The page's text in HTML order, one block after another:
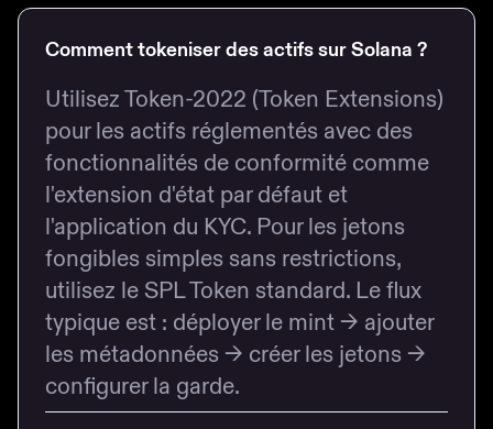
Comment tokeniser des actifs sur Solana ?
Utilisez Token-2022 (Token Extensions)
pour les actifs réglementés avec des
fonctionnalités de conformité comme
l'extension d'état par défaut et
l'application du KYC. Pour les jetons
fongibles simples sans restrictions,
utilisez le SPL Token standard. Le flux
typique est : déployer le mint → ajouter
les métadonnées → créer les jetons →
configurer la garde.